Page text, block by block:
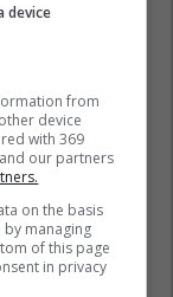
device
from
device
with 369
our partners
on the basis
managing
of this page
in privacy